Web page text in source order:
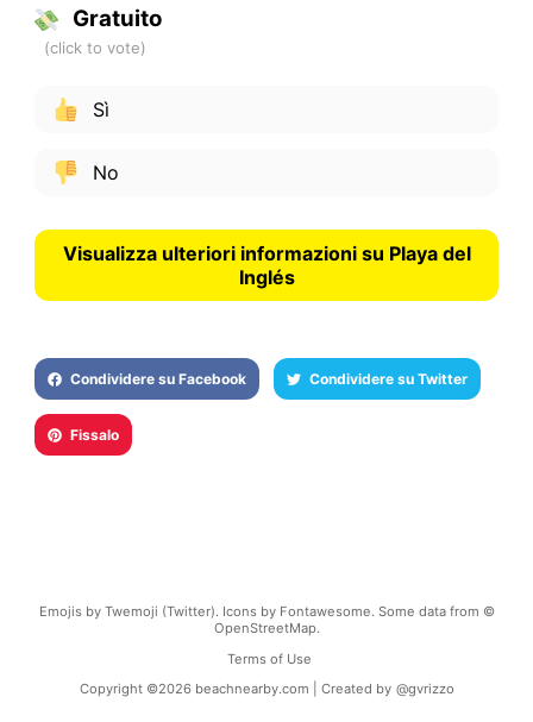
Gratuito
Sì
No
Visualizza ulteriori informazioni su Playa del
Inglés
Condividere su Facebook Condividere su Twitter
Fissalo
Emojis by Twemoji (Twitter). Icons by Fontawesome. Some data from ©
OpenStreetMap.
Terms of Use
Copyright ©2026 beachnearby.com | Created by @gvrizzo